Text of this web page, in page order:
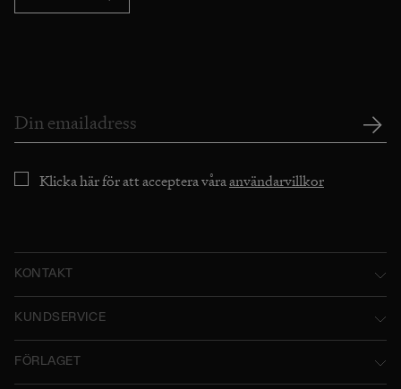
Klicka här för att acceptera våraanvändarvillkor
KONTAKT
P.O. Box 2052
KUNDSERVICE
Användarvillkor
FÖRLAGET